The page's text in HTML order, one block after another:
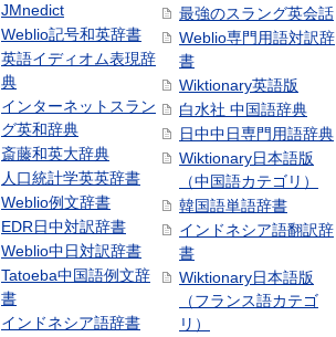
JMnedict
Weblio記号和英辞書
英語イディオム表現辞
典
インターネットスラン
グ英和辞典
斎藤和英大辞典
人口統計学英英辞書
Weblio例文辞書
EDR日中対訳辞書
Weblio中日対訳辞書
Tatoeba中国語例文辞
書
インドネシア語辞書
最強のスラング英会話
Weblio専門用語対訳辞
書
Wiktionary英語版
白水社 中国語辞典
日中中日専門用語辞典
Wiktionary日本語版
（中国語カテゴリ）
韓国語単語辞書
インドネシア語翻訳辞
書
Wiktionary日本語版
（フランス語カテゴ
リ）